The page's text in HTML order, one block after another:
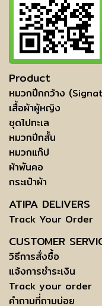
Product
หมวกปีกกว้าง
เสื้อผ้าผู้หญิง
ชุดไปทะเล
หมวกปีกสั้น
หมวกแก๊ป
ผ้าพันคอ
กระเป๋าผ้า
ATIPA DELIVERS
Track Your Order
CUSTOMER
วิธีการสั่งซื้อ
แจ้งการชำระเงิน
Track your order
คำถามที่ถามบ่อย